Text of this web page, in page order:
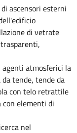
ascensori esterni
di vetrate
agenti atmosferici la
tende, tende da
con telo retrattile
con elementi di
nel